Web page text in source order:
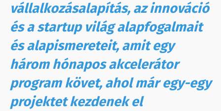
vállalkozásalapítás, az innováció
és a startup világ alapfogalmait
és alapismereteit, amit egy
három hónapos akcelerátor
program követ, ahol már egy-egy
projektet kezdenek el